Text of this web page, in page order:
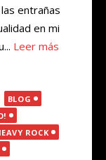
entrañas
en mi
Leer más
BLOG
ROCK